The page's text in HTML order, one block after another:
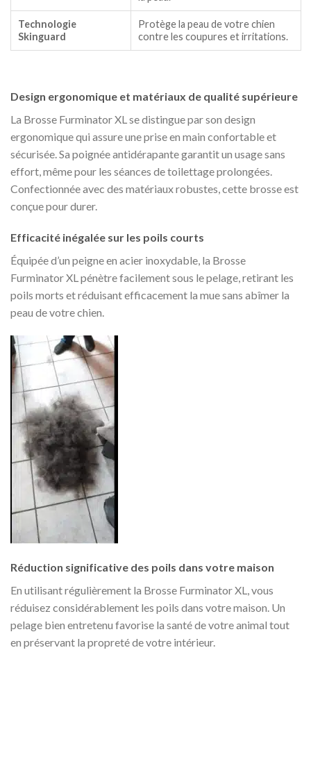
Technologie
Skinguard
Protège la peau de votre chien
contre les coupures et irritations.
Design ergonomique et matériaux de qualité supérieure
La Brosse Furminator XL se distingue par son design
ergonomique qui assure une prise en main confortable et
sécurisée. Sa poignée antidérapante garantit un usage sans
effort, même pour les séances de toilettage prolongées.
Confectionnée avec des matériaux robustes, cette brosse est
conçue pour durer.
Efficacité inégalée sur les poils courts
Équipée d’un peigne en acier inoxydable, la Brosse
Furminator XL pénètre facilement sous le pelage, retirant les
poils morts et réduisant efficacement la mue sans abîmer la
peau de votre chien.
Réduction significative des poils dans votre maison
En utilisant régulièrement la Brosse Furminator XL, vous
réduisez considérablement les poils dans votre maison. Un
pelage bien entretenu favorise la santé de votre animal tout
en préservant la propreté de votre intérieur.